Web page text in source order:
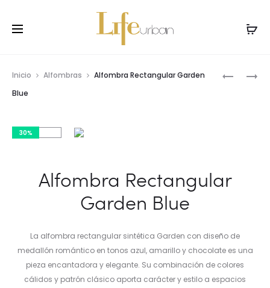
Inicio Alfombras
Alfombra Rectangular Garden
Blue
30%
Alfombra Rectangular
Garden Blue
La alfombra rectangular sintética Garden con diseño de
medallón romántico en tonos azul, amarillo y chocolate es una
pieza encantadora y elegante. Su combinación de colores
cálidos y patrón clásico aporta carácter y estilo a espacios